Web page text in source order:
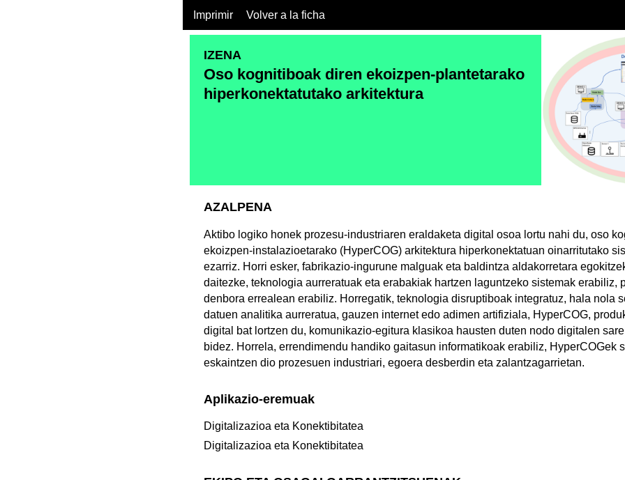
Imprimir Volver a la ficha
IZENA
Oso kognitiboak diren ekoizpen-plantetarako
hiperkonektatutako arkitektura
AZALPENA
Aktibo logiko honek prozesu-industriaren eraldaketa digital osoa lortu nahi du, oso
ekoizpen-instalazioetarako (HyperCOG) arkitektura hiperkonektatuan oinarritutako
ezarriz. Horri esker, fabrikazio-ingurune malguak eta baldintza aldakorretara
daitezke, teknologia aurreratuak eta erabakiak hartzen laguntzeko sistemak erabiliz,
denbora errealean erabiliz. Horregatik, teknologia disruptiboak integratuz, hala nola
datuen analitika aurreratua, gauzen internet edo adimen artifiziala, HyperCOG,
digital bat lortzen du, komunikazio-egitura klasikoa hausten duten nodo digitalen
bidez. Horrela, errendimendu handiko gaitasun informatikoak erabiliz, HyperCOGek
eskaintzen dio prozesuen industriari, egoera desberdin eta zalantzagarrietan.
Aplikazio-eremuak
Digitalizazioa eta Konektibitatea
Digitalizazioa eta Konektibitatea